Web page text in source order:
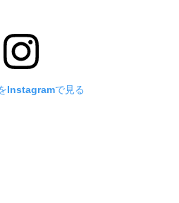
Instagramで見る